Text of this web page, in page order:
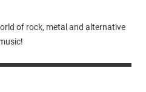
of rock, metal and alternative